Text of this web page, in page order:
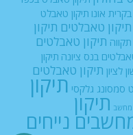
אונו תיקון טאבלט
תיקון טאבלטים תיקון
תיקון טאבלטים
בנס ציונה תיקון
לציון תיקון טאבלטים
סמסונג גלקסי תיקון
מחשב תיקון
נייחים